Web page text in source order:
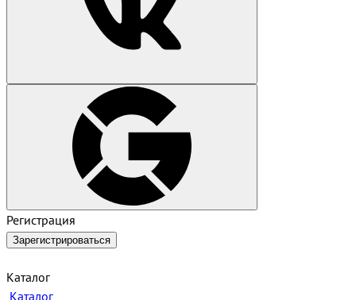
Регистрация
Зарегистрироваться
Каталог
Каталог